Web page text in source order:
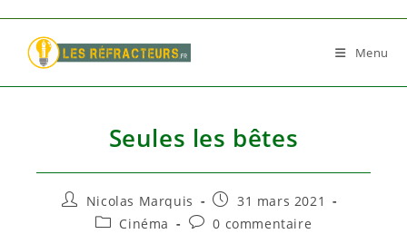
content
Menu
Seules les bêtes
Auteur/autrice
Nicolas Marquis
Publication
publiée :
31 mars 2021
PostCinéma
Commentaires
0 commentaire